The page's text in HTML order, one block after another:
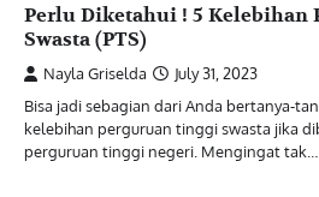
Perlu Diketahui ! 5 Kelebihan
Swasta (PTS)
Nayla Griselda
July 31, 2023
Bisa jadi sebagian dari Anda bertanya-
kelebihan perguruan tinggi swasta jika
perguruan tinggi negeri. Mengingat tak…